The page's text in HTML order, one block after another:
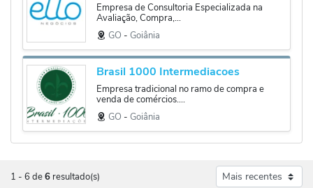
Empresa de Consultoria Especializada na
Avaliação, Compra,...
GO ‐ Goiânia
Brasil 1000 Intermediacoes
Empresa tradicional no ramo de compra e
venda de comércios....
GO ‐ Goiânia
1 - 6 de6 resultado(s)